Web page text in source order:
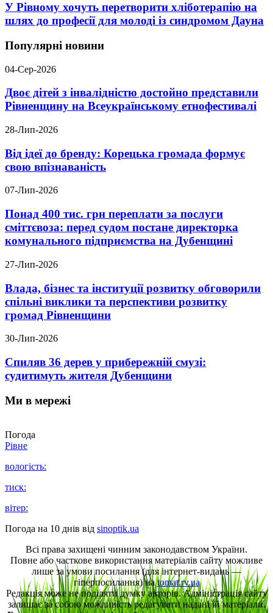
У Рівному хочуть перетворити хліботерапію на
шлях до професії для молоді із синдромом Дауна
Популярні новини
04-Сер-2026
Двоє дітей з інвалідністю достойно представили
Рівненщину на Всеукраїнському етнофестивалі
28-Лип-2026
Від ідеї до бренду: Корецька громада формує
свою впізнаваність
07-Лип-2026
Понад 400 тис. грн переплати за послуги
сміттєвоза: перед судом постане директорка
комунального підприємства на Дубенщині
27-Лип-2026
Влада, бізнес та інституції розвитку обговорили
спільні виклики та перспективи розвитку
громад Рівненщини
30-Лип-2026
Спиляв 36 дерев у прибережній смузі:
судитимуть жителя Дубенщини
Ми в мережі
Погода
Рівне
вологість:
тиск:
вітер:
Погода на 10 днів від sinoptik.ua
Всі права захищені чинним законодавством України.
Повне або часткове використання матеріалів сайту можливе
лише за умови посилання (для інтернет-видань —
гіперпосилання) наtomat.rv.ua
Редакція може не поділяти думку авторів. Адміністрація сайту
залишає за собою можливість редагувати надані їй матеріали.